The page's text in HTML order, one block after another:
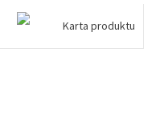
Karta produktu